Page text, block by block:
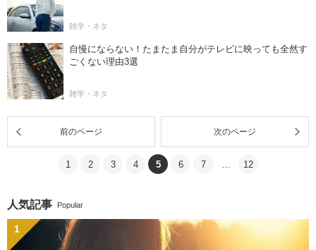
雑学・ネタ
自慢にならない！たまたま自分がテレビに映っても全然す
ごくない理由3選
雑学・ネタ
前のページ 次のページ
1 2 3 4 5 6 7 12
人気記事 Popular